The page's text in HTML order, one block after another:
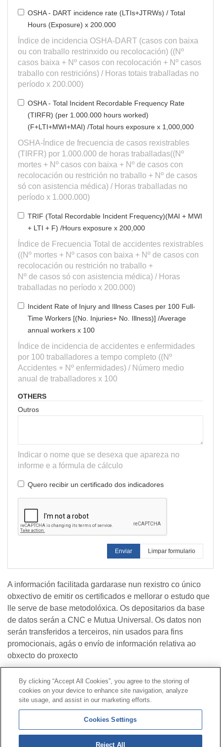
OSHA - DART incidence rate (LTIs+JTRWs) / Total
Hours (Exposure) x 200.000
Índice de incidencia OSHA-DART (casos con baixa
ou con traballo restrinxido ou recolocación) ((Nº
casos baixa + Nº casos con recolocación + Nº casos
traballo con restricións) / Horas totais traballadas no
período x 200.000)
OSHA - Total Incident Recordable Frequency Rate
(TIRFR) (per 1.000.000 hours worked)
(F+LTI+MWI+MAI) /Total hours exposure x 1,000,000
OSHA-Índice de frecuencia de casos rexistrables
(TIRFR) por 1.000.000 de horas traballadas((Nº
mortes + Nº casos con baixa + Nº de casos con
recolocación ou restrición no traballo + Nº de casos
só con asistencia médica) / Horas traballadas no
período x 1.000.000)
TRIF (Total Recordable Incident Frequency)(MAI + MWI
+ LTI + F) /Hours exposure x 200,000
Índice de Frecuencia Total de accidentes rexistrables
((Nº mortes + Nº casos con baixa + Nº de casos con
recolocación ou restrición no traballo +
Nº de casos só con asistencia médica) / Horas
traballadas no período x 200.000)
Incident Rate of Injury and Illness Cases per 100 Full-
Time Workers [(No. Injuries+ No. Illness)] /Average
annual workers x 100
Índice de incidencia de accidentes e enfermidades
por 100 traballadores a tempo completo ((Nº
Accidentes + Nº enfermidades) / Número medio
anual de traballadores x 100
OTHERS
Outros
Indicar o nome que se desexa que apareza no
informe e a fórmula de cálculo
Quero recibir un certificado dos indicadores
Limpar formulario
Enviar
A información facilitada gardarase nun rexistro co único
obxectivo de emitir os certificados e mellorar o estudo que
lle serve de base metodolóxica. Os depositarios da base
de datos serán a CNC e Mutua Universal. Os datos non
serán transferidos a terceiros, nin usados para fins
promocionais, agás o envío de información relativa ao
obxecto do proxecto
Contacto|Perfil do contratante|Reclamacións
Liña Universal 900 203 203|Zona Privada Comisión de
Prestacións Especiais|Zona Privada Provedor Sanitario
© Mutua Universal 2026| Mapa do sitio | Aviso legal |
By clicking “Accept All Cookies”, you agree to the storing of
cookies on your device to enhance site navigation, analyze
site usage, and assist in our marketing efforts.
Cookies Settings
Reject All